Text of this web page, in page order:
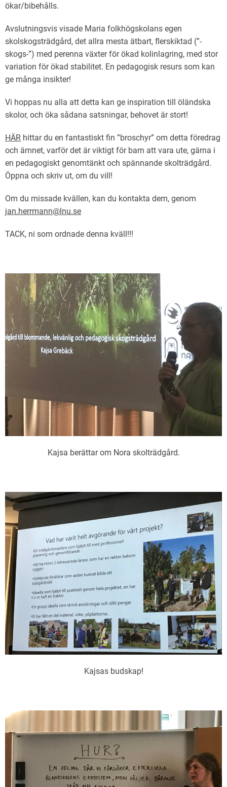
ökar/bibehålls.
Avslutningsvis visade Maria folkhögskolans egen
skolskogsträdgård, det allra mesta ätbart, flerskiktad (”-
skogs-”) med perenna växter för ökad kolinlagring, med stor
variation för ökad stabilitet. En pedagogisk resurs som kan
ge många insikter!
Vi hoppas nu alla att detta kan ge inspiration till öländska
skolor, och öka sådana satsningar, behovet är stort!
HÄR hittar du en fantastiskt fin ”broschyr” om detta föredrag
och ämnet, varför det är viktigt för barn att vara ute, gärna i
en pedagogiskt genomtänkt och spännande skolträdgård.
Öppna och skriv ut, om du vill!
Om du missade kvällen, kan du kontakta dem, genom
jan.herrmann@lnu.se
TACK, ni som ordnade denna kväll!!!
Kajsa berättar om Nora skolträdgård.
Kajsas budskap!